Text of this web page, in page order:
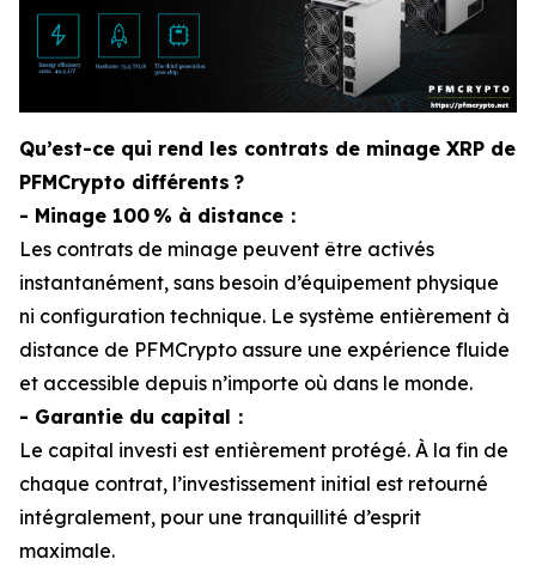
Qu’est-ce qui rend les contrats de minage XRP de
PFMCrypto différents ?
- Minage 100 % à distance：
Les contrats de minage peuvent être activés
instantanément, sans besoin d’équipement physique
ni configuration technique. Le système entièrement à
distance de PFMCrypto assure une expérience fluide
et accessible depuis n’importe où dans le monde.
- Garantie du capital：
Le capital investi est entièrement protégé. À la fin de
chaque contrat, l’investissement initial est retourné
intégralement, pour une tranquillité d’esprit
maximale.